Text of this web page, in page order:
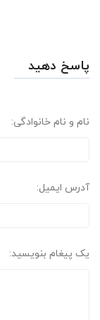
پاسخ دهید
نام و نام خانوادگی:
آدرس ایمیل:
یک پیغام بنویسید: